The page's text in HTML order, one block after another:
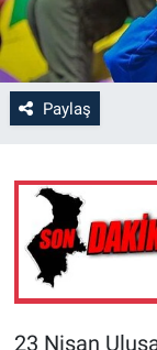
Paylaş
23 Nisan